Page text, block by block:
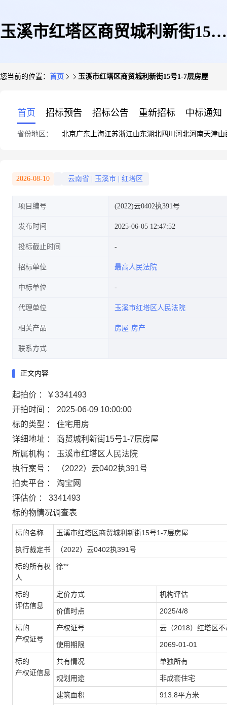
玉溪市红塔区商贸城利新街15号
您当前的位置： 首页 玉溪市红塔区商贸城利新街15号1-7层房屋
首页 招标预告 招标公告 重新招标 中标通知
省份地区： 北京广东 上海江苏浙江山东湖北四川 河北河南天津山
2026-08-10 云南省 玉溪市 红塔区
项目编号 (2022)云0402执391号
发布时间 2025-06-05 12:47:52
投标截止时间
招标单位 最高人民法院
中标单位
代理单位 玉溪市红塔区人民法院
相关产品 房屋 房产
联系方式
正文内容
起拍价 ：￥3341493
开拍时间 ： 2025-06-09 10:00:00
标的类型 ： 住宅用房
详细地址 ： 商贸城利新街15号1-7层房屋
所属机构 ： 玉溪市红塔区人民法院
执行案号 ： （2022）云0402执391号
拍卖平台 ： 淘宝网
评估价 ： 3341493
标的物情况调查表
标的名称 玉溪市红塔区商贸城利新街15号1-7层房屋
执行裁定书 （2022）云0402执391号
标的所有权
人
徐**
标的
评估信息
定价方式 机构评估
价值时点 2025/4/8
标的
产权证号
产权证号 云（2018）红塔区
使用期限 2069-01-01
标的
产权证信息
共有情况 单独所有
规划用途 非成套住宅
建筑面积 913.8平方米